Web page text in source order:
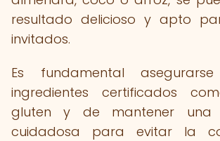
resultado delicioso y apto
invitados.
Es fundamental
ingredientes certificados
gluten y de mantener una
cuidadosa para evitar la